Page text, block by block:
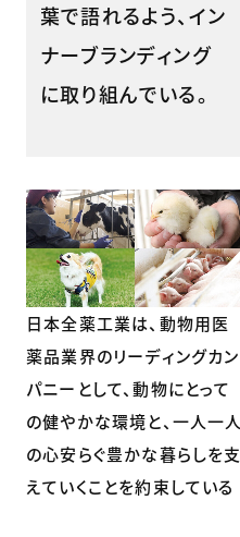
葉で語れるよう、イン
ナーブランディング
に取り組んでいる。
日本全薬工業は、動物用医
薬品業界のリーディングカン
パニーとして、動物にとって
の健やかな環境と、一人一人
の心安らぐ豊かな暮らしを支
えていくことを約束している